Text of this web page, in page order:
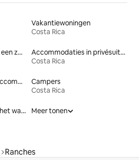
Vakantiewoningen
Costa Rica
Accommodaties met een zwembad
Accommodaties in privésuites
Costa Rica
Huisdiervriendelijke accommodaties
Campers
Costa Rica
Accommodaties aan het water
Meer tonen
Ranches